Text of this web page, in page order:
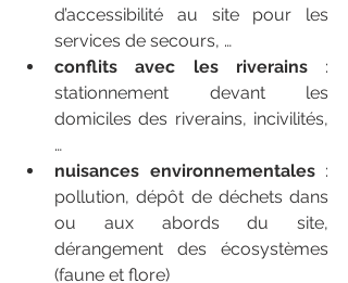
d’accessibilité au site pour les
services de secours, …
conflits avec les riverains :
stationnement devant les
domiciles des riverains, incivilités,
…
nuisances environnementales :
pollution, dépôt de déchets dans
ou aux abords du site,
dérangement des écosystèmes
(faune et flore)